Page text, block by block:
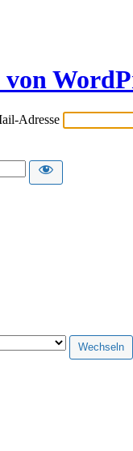
Adresse